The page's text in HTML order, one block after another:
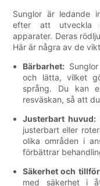
Sunglor är ledande
efter att utveckla
apparater. Deras
Här är några av de
Bärbarhet:
och lätta, vilket
språng. Du kan
resväskan, så att
Justerbart huvud:
justerbart eller
olika områden i
förbättrar
Säkerhet och
med säkerhet i